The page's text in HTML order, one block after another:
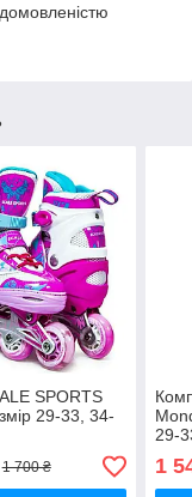
SPORTS
29-33, 34-
1 700 ₴
29-
1